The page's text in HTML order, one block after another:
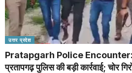
उत्तर प्रदेश
Pratapgarh Police Encounter:
प्रतापगढ़ पुलिस की बड़ी कार्रवाई; चोर